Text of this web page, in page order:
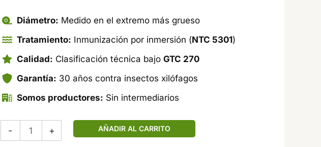
Diámetro: Medido en el extremo más grueso
Tratamiento: Inmunización por inmersión (NTC 5301)
Calidad: Clasificación técnica bajo GTC 270
Garantía: 30 años contra insectos xilófagos
Somos productores: Sin intermediarios
-
Guadua
Rolliza
+ AÑADIR AL CARRITO